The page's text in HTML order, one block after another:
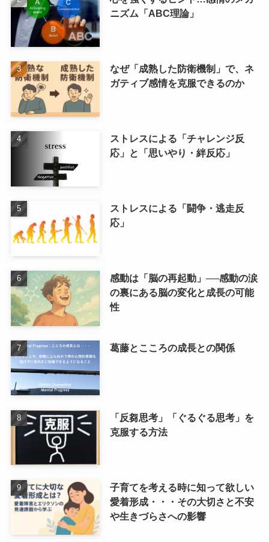
ニズム「ABC理論」
なぜ「成熟した防衛機制」で、ネ
ガティブ感情を克服できるのか
ストレスによる「チャレンジ反
応」と「思いやり・絆反応」
ストレスによる「闘争・逃走反
応」
感動は「脳の再起動」──感動の涙
の裏にある脳の変化と成長の可能
性
葛藤とこころの成長との関係
「反芻思考」「ぐるぐる思考」を
克服する方法
子育てを考える時に知って欲しい
愛着形成・・・その大切さと不安
や生きづらさへの影響